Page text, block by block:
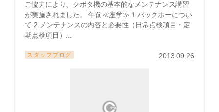
ご協力により、クボタ機の基本的なメンテナンス講習
が実施されました。 午前≪座学≫ 1.バックホーについ
て 2.メンテナンスの内容と必要性（日常点検項目・定
期点検項目）...
スタッフブログ 2013.09.26